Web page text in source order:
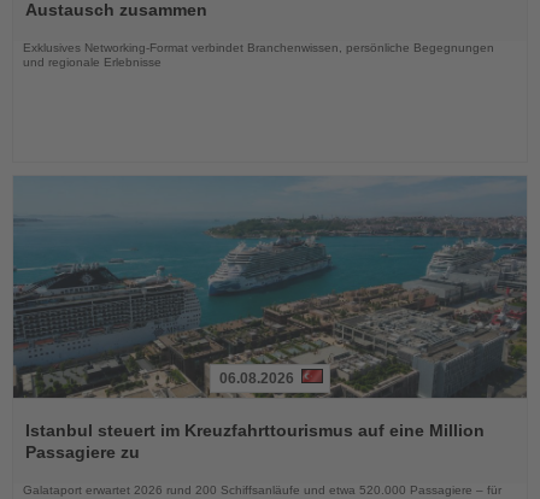
die
Austausch zusammen
Exklusives Networking-Format verbindet Branchenwissen, persönliche Begegnungen
und regionale Erlebnisse
Sie
die
Nachrichten
06.08.2026
Istanbul steuert im Kreuzfahrttourismus auf eine Million
Passagiere zu
Galataport erwartet 2026 rund 200 Schiffsanläufe und etwa 520.000 Passagiere – für